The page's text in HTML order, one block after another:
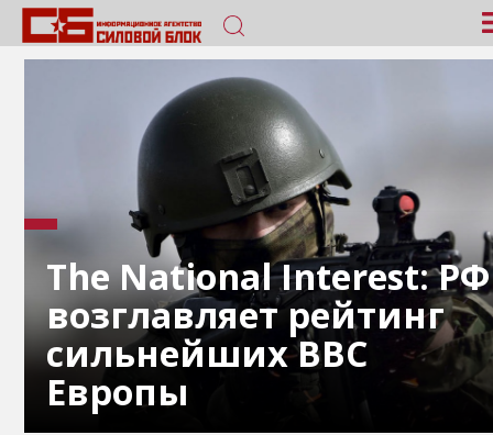
The National Interest: РФ
возглавляет рейтинг
сильнейших ВВС
Европы